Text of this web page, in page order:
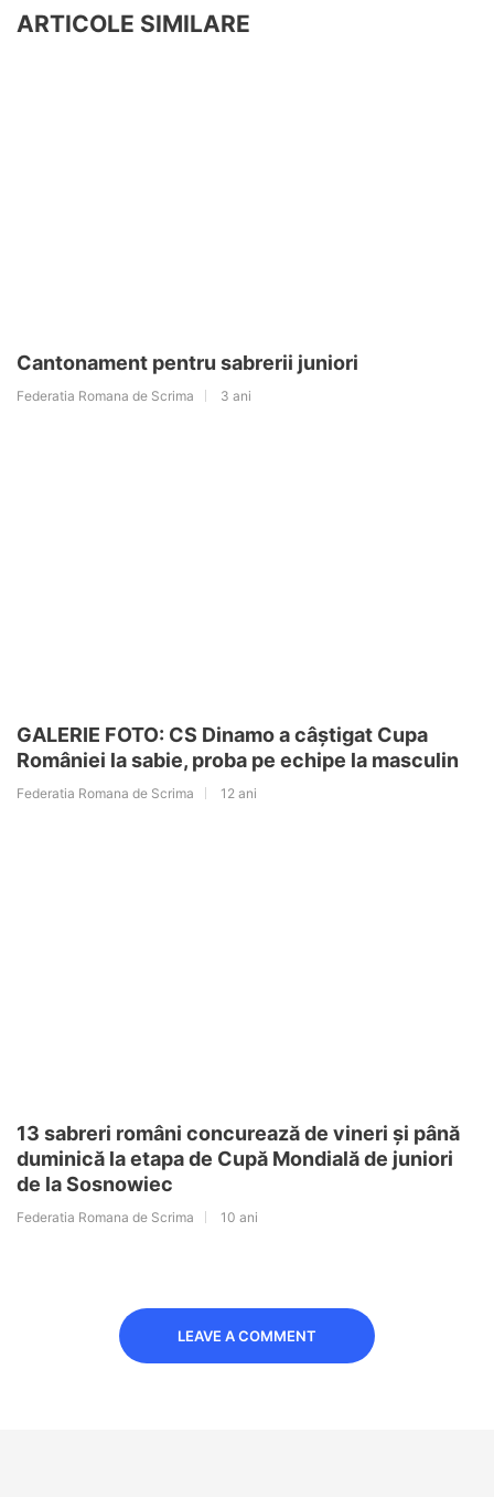
ARTICOLE SIMILARE
Cantonament pentru sabrerii juniori
Federatia Romana de Scrima 3 ani
GALERIE FOTO: CS Dinamo a câștigat Cupa
României la sabie, proba pe echipe la masculin
Federatia Romana de Scrima 12 ani
13 sabreri români concurează de vineri și până
duminică la etapa de Cupă Mondială de juniori
de la Sosnowiec
Federatia Romana de Scrima 10 ani
LEAVE A COMMENT